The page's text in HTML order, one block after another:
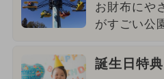
お財布にや
がすごい公
誕生日特